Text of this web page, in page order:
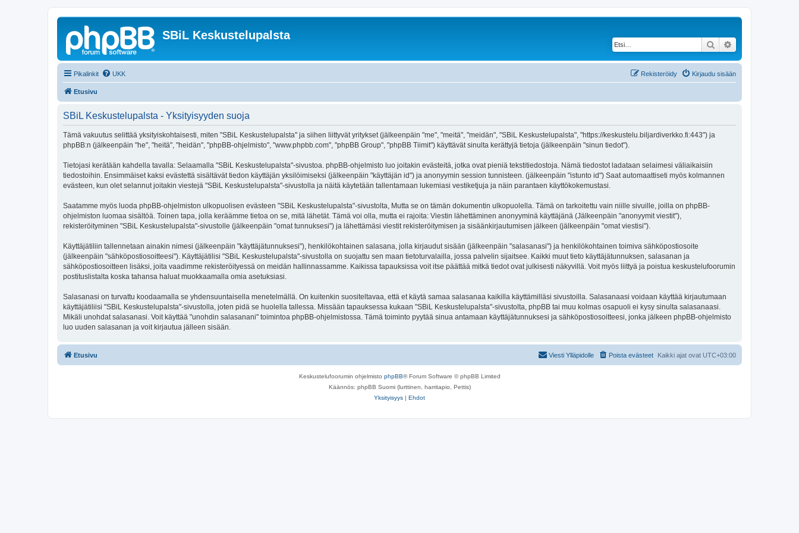
SBiL Keskustelupalsta
Etsi
Pikalinkit UKK Kirjaudu sisään
Rekisteröidy
Etusivu
SBiL Keskustelupalsta - Yksityisyyden suoja
Tämä vakuutus selittää yksityiskohtaisesti, miten "SBiL Keskustelupalsta" ja siihen liittyvät yritykset (jälkeenpäin "me", "meitä", "meidän", "SBiL Keskustelupalsta", "https://keskustelu.biljardiverkko.fi:443") ja
phpBB:n (jälkeenpäin "he", "heitä", "heidän", "phpBB-ohjelmisto", "www.phpbb.com", "phpBB Group", "phpBB Tiimit") käyttävät sinulta kerättyjä tietoja (jälkeenpäin "sinun tiedot").
Tietojasi kerätään kahdella tavalla: Selaamalla "SBiL Keskustelupalsta"-sivustoa. phpBB-ohjelmisto luo joitakin evästeitä, jotka ovat pieniä tekstitiedostoja. Nämä tiedostot ladataan selaimesi väliaikaisiin
tiedostoihin. Ensimmäiset kaksi evästettä sisältävät tiedon käyttäjän yksilöimiseksi (jälkeenpäin "käyttäjän id") ja anonyymin session tunnisteen. (jälkeenpäin "istunto id") Saat automaattiseti myös kolmannen
evästeen, kun olet selannut joitakin viestejä "SBiL Keskustelupalsta"-sivustolla ja näitä käytetään tallentamaan lukemiasi vestiketjuja ja näin parantaen käyttökokemustasi.
Saatamme myös luoda phpBB-ohjelmiston ulkopuolisen evästeen "SBiL Keskustelupalsta"-sivustolta, Mutta se on tämän dokumentin ulkopuolella. Tämä on tarkoitettu vain niille sivuille, joilla on phpBB-
ohjelmiston luomaa sisältöä. Toinen tapa, jolla keräämme tietoa on se, mitä lähetät. Tämä voi olla, mutta ei rajoita: Viestin lähettäminen anonyyminä käyttäjänä (Jälkeenpäin "anonyymit viestit"),
rekisteröityminen "SBiL Keskustelupalsta"-sivustolle (jälkeenpäin "omat tunnuksesi") ja lähettämäsi viestit rekisteröitymisen ja sisäänkirjautumisen jälkeen (jälkeenpäin "omat viestisi").
Käyttäjätiliin tallennetaan ainakin nimesi (jälkeenpäin "käyttäjätunnuksesi"), henkilökohtainen salasana, jolla kirjaudut sisään (jälkeenpäin "salasanasi") ja henkilökohtainen toimiva sähköpostiosoite
(jälkeenpäin "sähköpostiosoitteesi"). Käyttäjätilisi "SBiL Keskustelupalsta"-sivustolla on suojattu sen maan tietoturvalailla, jossa palvelin sijaitsee. Kaikki muut tieto käyttäjätunnuksen, salasanan ja
sähköpostiosoitteen lisäksi, joita vaadimme rekisteröityessä on meidän hallinnassamme. Kaikissa tapauksissa voit itse päättää mitkä tiedot ovat julkisesti näkyvillä. Voit myös liittyä ja poistua keskustelufoorumin
postituslistalta koska tahansa haluat muokkaamalla omia asetuksiasi.
Salasanasi on turvattu koodaamalla se yhdensuuntaisella menetelmällä. On kuitenkin suositeltavaa, että et käytä samaa salasanaa kaikilla käyttämilläsi sivustoilla. Salasanaasi voidaan käyttää kirjautumaan
käyttäjätiliisi "SBiL Keskustelupalsta"-sivustolla, joten pidä se huolella tallessa. Missään tapauksessa kukaan "SBiL Keskustelupalsta"-sivustolta, phpBB tai muu kolmas osapuoli ei kysy sinulta salasanaasi.
Mikäli unohdat salasanasi. Voit käyttää "unohdin salasanani" toimintoa phpBB-ohjelmistossa. Tämä toiminto pyytää sinua antamaan käyttäjätunnuksesi ja sähköpostiosoitteesi, jonka jälkeen phpBB-ohjelmisto
luo uuden salasanan ja voit kirjautua jälleen sisään.
Etusivu Kaikki ajat ovat UTC+03:00
Poista evästeet
Viesti Ylläpidolle
Keskustelufoorumin ohjelmisto phpBB® Forum Software © phpBB Limited
Käännös: phpBB Suomi (lurttinen, harritapio, Pettis)
Yksityisyys | Ehdot